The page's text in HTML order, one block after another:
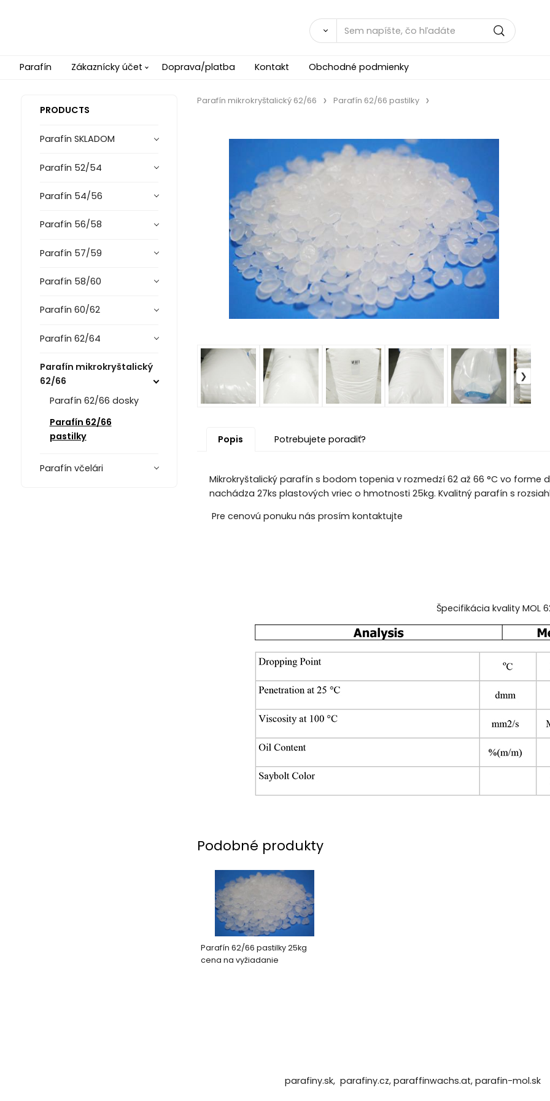
Parafín Zákaznícky účet Doprava/platba Kontakt Obchodné podmienky
PRODUCTS
Parafín SKLADOM
Parafín 52/54
Parafín 54/56
Parafín 56/58
Parafín 57/59
Parafín 58/60
Parafín 60/62
Parafín 62/64
Parafín mikrokryštalický
62/66
Parafín 62/66 dosky
Parafín 62/66
pastilky
Parafín včelári
Parafín mikrokryštalický 62/66 Parafín 62/66 pastilky
Popis Potrebujete poradiť?
Mikrokryštalický parafín s bodom topenia v rozmedzí 62 až 66 °C vo forme
nachádza 27ks plastových vriec o hmotnosti 25kg. Kvalitný parafín s
Pre cenovú ponuku nás prosím kontaktujte
Špecifikácia kvality MOL
Podobné produkty
Parafín 62/66 pastilky 25kg
cena na vyžiadanie
parafiny.sk, parafiny.cz, paraffinwachs.at, parafin-mol.sk